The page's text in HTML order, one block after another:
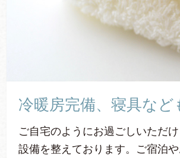
冷暖房完備、寝具など
ご自宅のようにお過ごしいただ
設備を整えております。ご宿泊